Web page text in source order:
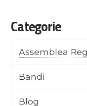
Categorie
Assemblea
Bandi
Blog